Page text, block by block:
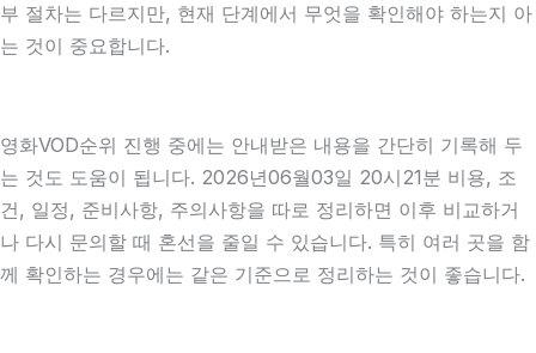
부 절차는 다르지만, 현재 단계에서 무엇을 확인해야 하는지 아
는 것이 중요합니다.
영화VOD순위 진행 중에는 안내받은 내용을 간단히 기록해 두
는 것도 도움이 됩니다. 2026년06월03일 20시21분 비용, 조
건, 일정, 준비사항, 주의사항을 따로 정리하면 이후 비교하거
나 다시 문의할 때 혼선을 줄일 수 있습니다. 특히 여러 곳을 함
께 확인하는 경우에는 같은 기준으로 정리하는 것이 좋습니다.